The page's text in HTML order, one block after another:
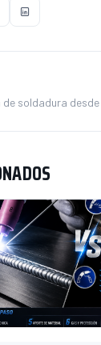
soldadura desde